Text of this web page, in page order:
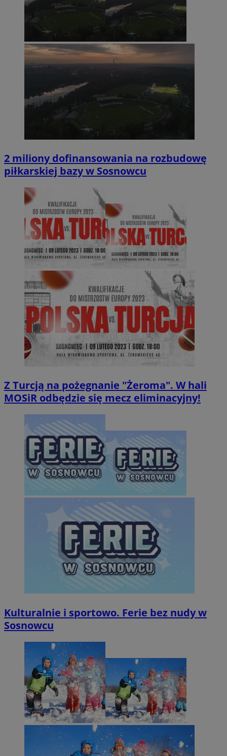
2 miliony dofinansowania na rozbudowę
piłkarskiej bazy w Sosnowcu
Z Turcją na pożegnanie "Żeroma". W hali
MOSiR odbędzie się mecz eliminacyjny!
Kulturalnie i sportowo. Ferie bez nudy w
Sosnowcu